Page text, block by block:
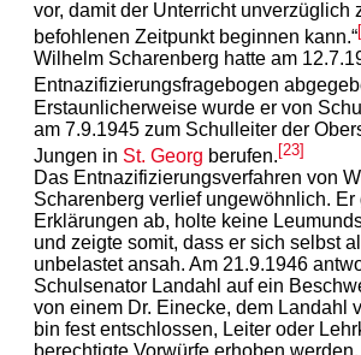
vor, damit der Unterricht unverzüglich
befohlenen Zeitpunkt beginnen kann.“
Wilhelm Scharenberg hatte am
Entnazifizierungsfragebogen
Erstaunlicherweise wurde er von
am 7.9.1945 zum Schulleiter der
Jungen in St. Georg berufen. [23]
Das Entnazifizierungsverfahren von
Scharenberg verlief ungewöhnlich. Er
Erklärungen ab, holte keine
und zeigte somit, dass er sich selbst
unbelastet ansah. Am 21.9.1946
Schulsenator Landahl auf ein
von einem Dr. Einecke, dem Landahl
bin fest entschlossen, Leiter oder
berechtigte Vorwürfe erhoben